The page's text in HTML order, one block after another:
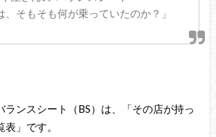
、そもそも何が乗っていたのか？」
ランスシート（BS）は、「その店が持っ
」です。